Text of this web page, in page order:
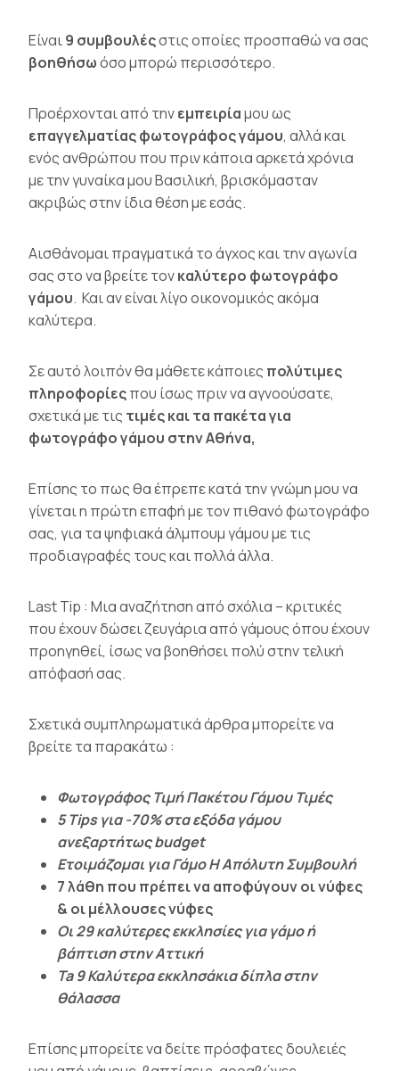
Είναι9 συμβουλέςστις οποίες προσπαθώ να σας
βοηθήσωόσο μπορώ περισσότερο.
Προέρχονται από τηνεμπειρίαμου ως
επαγγελματίας φωτογράφοςγάμου, αλλά και
ενός ανθρώπου που πριν κάποια αρκετά χρόνια
με την γυναίκα μου Βασιλική, βρισκόμασταν
ακριβώς στην ίδια θέση με εσάς.
Αισθάνομαι πραγματικά το άγχος και την αγωνία
σας στο να βρείτε τονκαλύτερο φωτογράφο
γάμου. Και αν είναι λίγο οικονομικός ακόμα
καλύτερα.
Σε αυτό λοιπόν θα μάθετε κάποιες πολύτιμες
πληροφορίεςπου ίσως πριν να αγνοούσατε,
σχετικά με τις τιμές και τα πακέτα για
φωτογράφο γάμου στην Αθήνα,
Επίσης το πως θα έπρεπε κατά την γνώμη μου να
γίνεται η πρώτη επαφή με τον πιθανό φωτογράφο
σας, για τα ψηφιακά άλμπουμ γάμου με τις
προδιαγραφές τους και πολλά άλλα.
Last Tip : Μια αναζήτηση από σχόλια – κριτικές
που έχουν δώσει ζευγάρια από γάμους όπου έχουν
προηγηθεί, ίσως να βοηθήσει πολύ στην τελική
απόφασή σας.
Σχετικά συμπληρωματικά άρθρα μπορείτε να
βρείτε τα παρακάτω :
Φωτογράφος Τιμή Πακέτου Γάμου Τιμές
5 Tips για -70% στα εξόδα γάμου
ανεξαρτήτως budget
Ετοιμάζομαι για Γάμο Η Απόλυτη Συμβουλή
7 λάθη που πρέπει να αποφύγουν οι νύφες
& οι μέλλουσες νύφες
Οι 29 καλύτερες εκκλησίες για γάμο ή
βάπτιση στην Αττική
Ta 9 Καλύτερα εκκλησάκια δίπλα στην
θάλασσα
Επίσης μπορείτε να δείτε πρόσφατες δουλειές